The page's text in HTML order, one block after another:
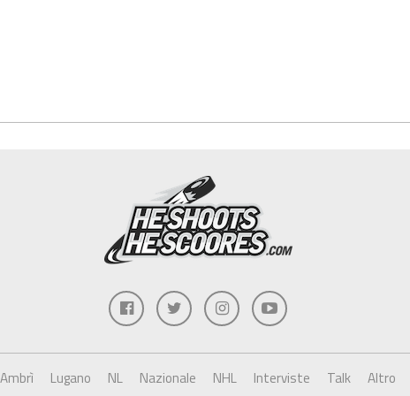
Ambrì Lugano NL Nazionale NHL Interviste Talk Altro